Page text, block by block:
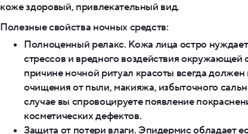
коже здоровый, привлекательный вид.
Полезные свойства ночных средств:
Полноценный релакс. Кожа лица остро
стрессов и вредного воздействия
причине ночной ритуал красоты всегда должен
очищения от пыли, макияжа, избыточного
случае вы спровоцируете появление
косметических дефектов.
Защита от потери влаги. Эпидермис обладает